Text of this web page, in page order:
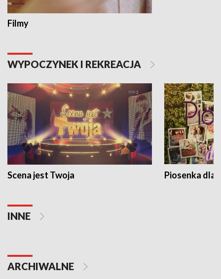
Filmy
WYPOCZYNEK I REKREACJA
Scena jest Twoja Piosenka dla
INNE
ARCHIWALNE